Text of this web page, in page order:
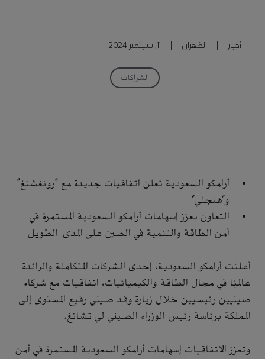
أخبار الظهران 11, سبتمبر 2024
الشراكات
أرامكو السعودية تعلن اتفاقيات جديدة مع "رونغشنغ"
و"هنجلي"
التعاون يعزز إسهامات أرامكو السعودية المستمرة في
أمن الطاقة والتنمية في الصين على المدى الطويل
أعلنت أرامكو السعودية، إحدى الشركات المتكاملة والرائدة
عالميًا في مجال الطاقة والكيميائيات، اتفاقيات مع شركاء
صينيين رئيسيين خلال زيارة وفد صيني رفيع المستوى إلى
المملكة برئاسة رئيس الوزراء الصيني لي تشانغ.
وتعزز الاتفاقيات إسهامات أرامكو السعودية المستمرة في أمن